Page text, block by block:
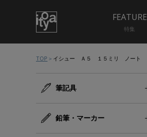
FEATURE
特集
TOP イシュー Ａ５ １５ミリ ノート
筆記具
鉛筆・マーカー